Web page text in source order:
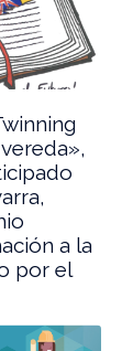
a la
por el